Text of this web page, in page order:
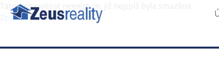
Tato nemovitost neexistuje, již nejspíš byla smazána.
Zpět na hlavní stranu.